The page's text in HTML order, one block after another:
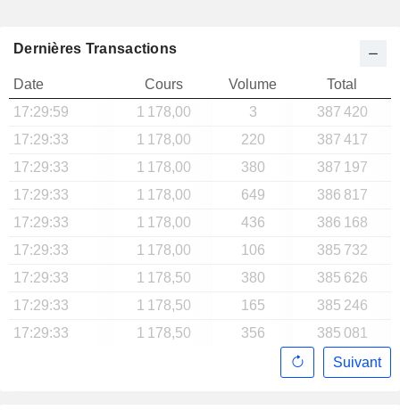
Dernières Transactions
Date Cours Volume
Total
17:29:59
1 178,00 3
387 420
17:29:33
1 178,00 220
387 417
17:29:33
1 178,00 380
387 197
17:29:33
1 178,00 649
386 817
17:29:33
1 178,00 436
386 168
17:29:33
1 178,00 106
385 732
17:29:33
1 178,50 380
385 626
17:29:33
1 178,50 165
385 246
17:29:33
1 178,50 356
385 081
Suivant